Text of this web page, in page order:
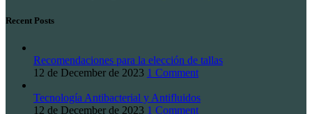
Recent Posts
Recomendaciones para la elección de tallas
12 de December de 2023 1 Comment
Tecnología Antibacterial y Antifluidos
12 de December de 2023 1 Comment